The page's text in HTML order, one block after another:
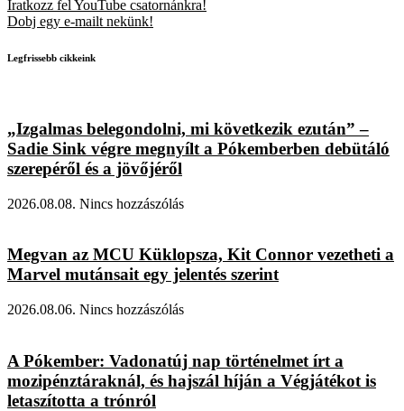
Iratkozz fel YouTube csatornánkra!
Dobj egy e-mailt nekünk!
Legfrissebb cikkeink
„Izgalmas belegondolni, mi következik ezután” –
Sadie Sink végre megnyílt a Pókemberben debütáló
szerepéről és a jövőjéről
2026.08.08. Nincs hozzászólás
Megvan az MCU Küklopsza, Kit Connor vezetheti a
Marvel mutánsait egy jelentés szerint
2026.08.06. Nincs hozzászólás
A Pókember: Vadonatúj nap történelmet írt a
mozipénztáraknál, és hajszál híján a Végjátékot is
letaszította a trónról